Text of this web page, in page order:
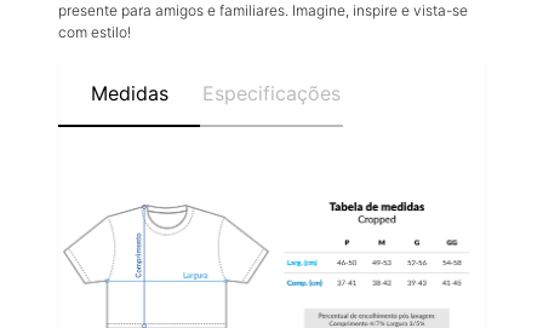
presente para amigos e familiares. Imagine, inspire e vista-se
com estilo!
Medidas Especificações